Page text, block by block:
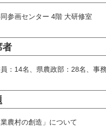
参画センター 4階 大研修室
：14名、県農政部：28名、事
業農村の創造」について